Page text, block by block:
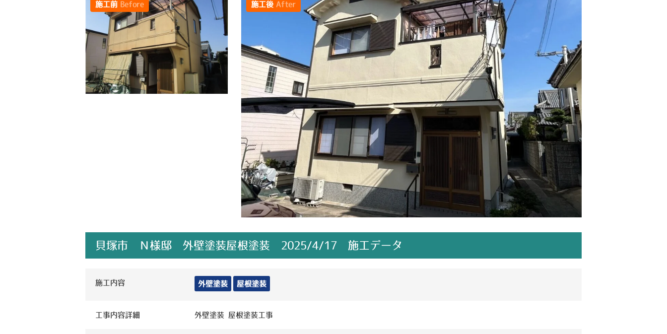
施工後 After
施工前 Before
貝塚市 Ｎ様邸 外壁塗装屋根塗装 2025/4/17 施工データ
施工内容 外壁塗装 屋根塗装
工事内容詳細 外壁塗装 屋根塗装工事